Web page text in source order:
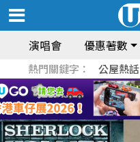
演唱會 優惠著數
熱門關鍵字： 公屋熱話